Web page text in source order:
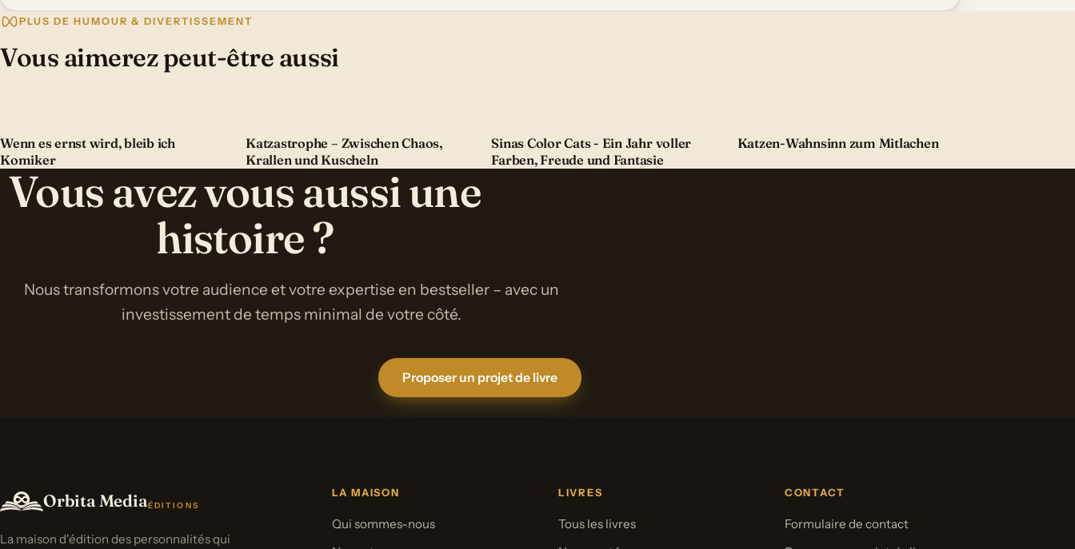
PLUS DE HUMOUR & DIVERTISSEMENT
Vous aimerez peut-être aussi
Wenn es ernst wird, bleib ich
Komiker
Katzastrophe – Zwischen Chaos,
Krallen und Kuscheln
Sinas Color Cats - Ein Jahr voller
Farben, Freude und Fantasie
Katzen-Wahnsinn zum Mitlachen
Vous avez vous aussi une
histoire ?
Nous transformons votre audience et votre expertise en bestseller – avec un
investissement de temps minimal de votre côté.
Proposer un projet de livre
Orbita MediaÉDITIONS
La maison d'édition des personnalités qui
LA MAISON
Qui sommes-nous
LIVRES
Tous les livres
CONTACT
Formulaire de contact